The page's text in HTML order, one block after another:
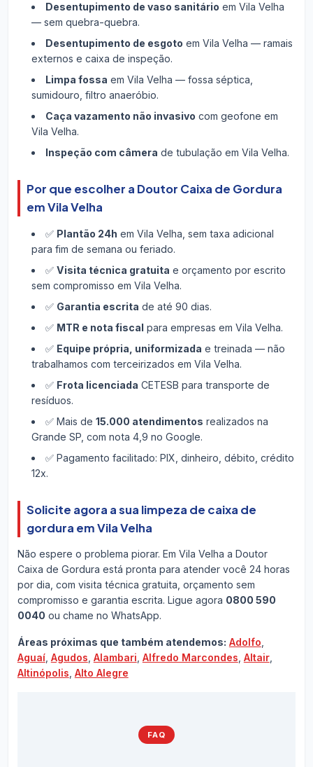
Desentupimento de vaso sanitário em Vila Velha
— sem quebra-quebra.
Desentupimento de esgoto em Vila Velha — ramais
externos e caixa de inspeção.
Limpa fossa em Vila Velha — fossa séptica,
sumidouro, filtro anaeróbio.
Caça vazamento não invasivo com geofone em
Vila Velha.
Inspeção com câmera de tubulação em Vila Velha.
Por que escolher a Doutor Caixa de Gordura
em Vila Velha
✅ Plantão 24h em Vila Velha, sem taxa adicional
para fim de semana ou feriado.
✅ Visita técnica gratuita e orçamento por escrito
sem compromisso em Vila Velha.
✅ Garantia escrita de até 90 dias.
✅ MTR e nota fiscal para empresas em Vila Velha.
✅ Equipe própria, uniformizada e treinada — não
trabalhamos com terceirizados em Vila Velha.
✅ Frota licenciada CETESB para transporte de
resíduos.
✅ Mais de 15.000 atendimentos realizados na
Grande SP, com nota 4,9 no Google.
✅ Pagamento facilitado: PIX, dinheiro, débito, crédito
12x.
Solicite agora a sua limpeza de caixa de
gordura em Vila Velha
Não espere o problema piorar. Em Vila Velha a Doutor
Caixa de Gordura está pronta para atender você 24 horas
por dia, com visita técnica gratuita, orçamento sem
compromisso e garantia escrita. Ligue agora 0800 590
0040 ou chame no WhatsApp.
Áreas próximas que também atendemos: Adolfo
Aguaí, Agudos Alambari Alfredo Marcondes Altair,
Altinópolis Alto Alegre
FAQ